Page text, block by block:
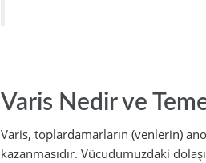
Varis Nedir ve
Varis, toplardamarların (venlerin)
kazanmasıdır. Vücudumuzdaki